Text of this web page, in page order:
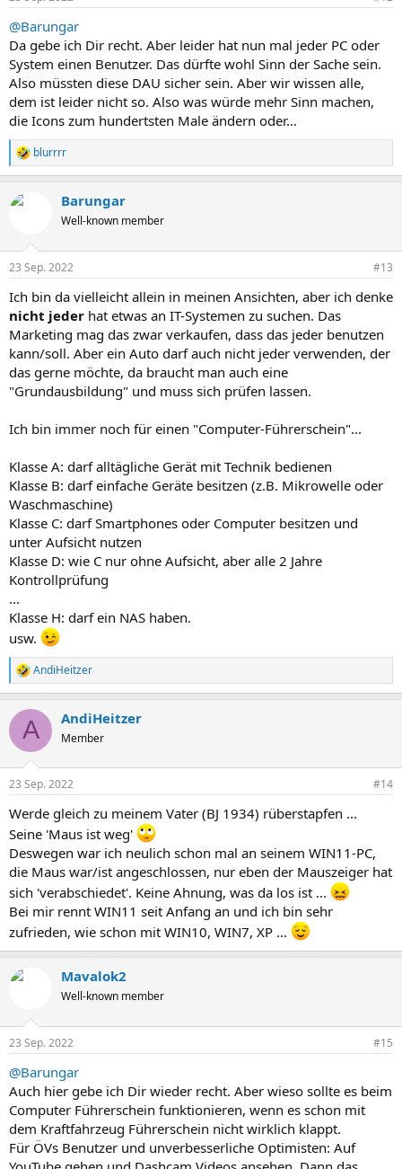
@Barungar
Da gebe ich Dir recht. Aber leider hat nun mal jeder PC oder
System einen Benutzer. Das dürfte wohl Sinn der Sache sein.
Also müssten diese DAU sicher sein. Aber wir wissen alle,
dem ist leider nicht so. Also was würde mehr Sinn machen,
die Icons zum hundertsten Male ändern oder…
R
e
k
e
:
blurrrr
Barungar
Well-known member
23 Sep. 2022 #13
Ich bin da vielleicht allein in meinen Ansichten, aber ich denke
nicht jeder hat etwas an IT-Systemen zu suchen. Das
Marketing mag das zwar verkaufen, dass das jeder benutzen
kann/soll. Aber ein Auto darf auch nicht jeder verwenden, der
das gerne möchte, da braucht man auch eine
"Grundausbildung" und muss sich prüfen lassen.
Ich bin immer noch für einen "Computer-Führerschein"...
Klasse A: darf alltägliche Gerät mit Technik bedienen
Klasse B: darf einfache Geräte besitzen (z.B. Mikrowelle oder
Waschmaschine)
Klasse C: darf Smartphones oder Computer besitzen und
unter Aufsicht nutzen
Klasse D: wie C nur ohne Aufsicht, aber alle 2 Jahre
Kontrollprüfung
...
Klasse H: darf ein NAS haben.
usw.
R
e
k
i
e
:
AndiHeitzer
A AndiHeitzer
Member
23 Sep. 2022 #14
Werde gleich zu meinem Vater (BJ 1934) rüberstapfen ...
Seine 'Maus ist weg'
Deswegen war ich neulich schon mal an seinem WIN11-PC,
die Maus war/ist angeschlossen, nur eben der Mauszeiger hat
sich 'verabschiedet'. Keine Ahnung, was da los ist ...
Bei mir rennt WIN11 seit Anfang an und ich bin sehr
zufrieden, wie schon mit WIN10, WIN7, XP ...
Mavalok2
Well-known member
23 Sep. 2022 #15
@Barungar
Auch hier gebe ich Dir wieder recht. Aber wieso sollte es beim
Computer Führerschein funktionieren, wenn es schon mit
dem Kraftfahrzeug Führerschein nicht wirklich klappt.
Für ÖVs Benutzer und unverbesserliche Optimisten: Auf